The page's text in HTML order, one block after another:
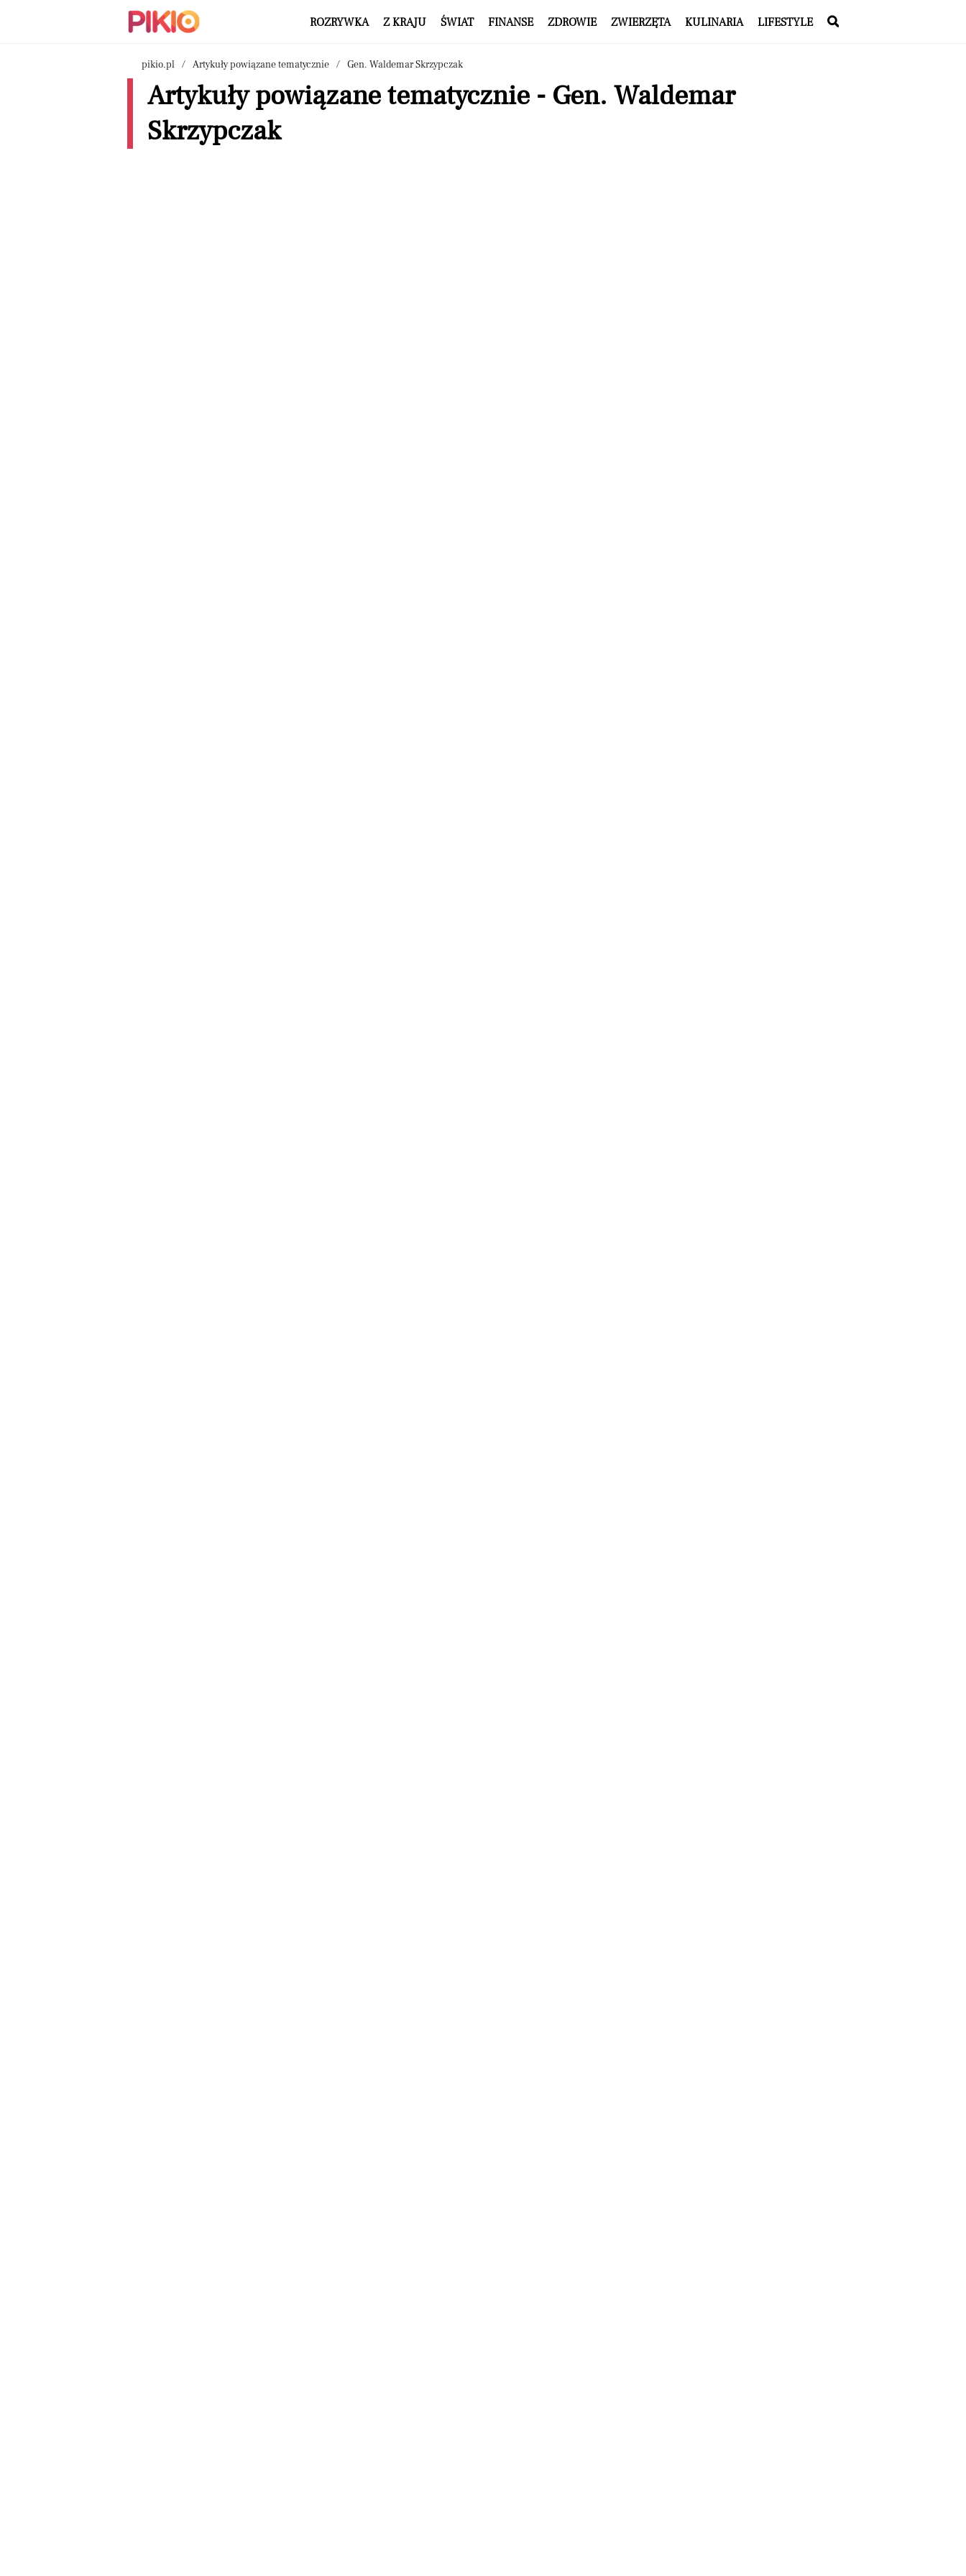
ROZRYWKA Z KRAJU ŚWIAT FINANSE ZDROWIE ZWIERZĘTA KULINARIA LIFESTYLE
pikio.pl Artykuły powiązane tematycznie Gen. Waldemar Skrzypczak
Artykuły powiązane tematycznie - Gen. Waldemar
Skrzypczak